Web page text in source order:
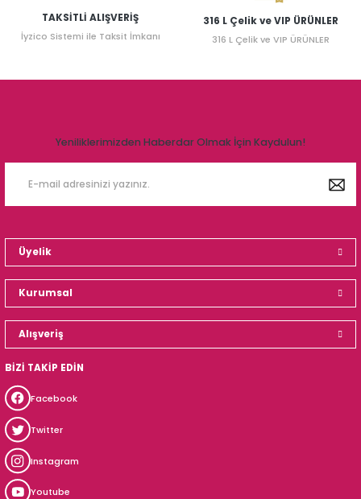
TAKSİTLİ ALIŞVERİŞ
İyzico Sistemi ile Taksit İmkanı
316 L Çelik ve VIP ÜRÜNLER
316 L Çelik ve VIP ÜRÜNLER
Yeniliklerimizden Haberdar Olmak İçin Kaydulun!
Üyelik
Kurumsal
Alışveriş
BİZİ TAKİP EDİN
Facebook
Twitter
Instagram
Youtube